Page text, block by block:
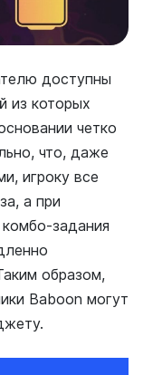
доступны
из которых
четко
что, даже
игроку все
а при
задания
образом,
Baboon могут